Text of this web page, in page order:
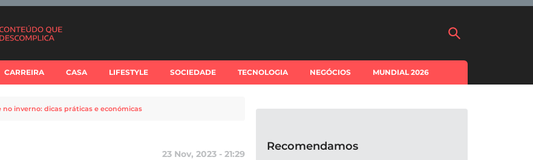
CARREIRA CASA LIFESTYLE SOCIEDADE TECNOLOGIA NEGÓCIOS MUNDIAL 2026
inverno: dicas práticas e económicas
23 Nov, 2023 - 21:29
Recomendamos